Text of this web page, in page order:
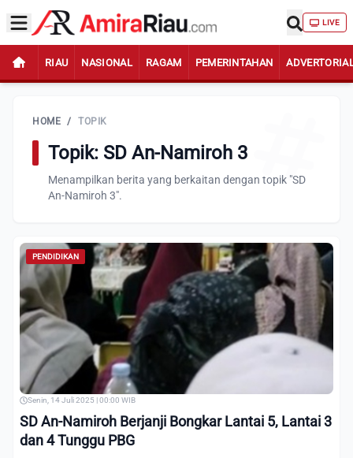
LIVE
RIAU NASIONAL RAGAM PEMERINTAHAN
HOME / TOPIK
Topik: SD An-Namiroh 3
Menampilkan berita yang berkaitan dengan topik "SD
An-Namiroh 3".
PENDIDIKAN
Senin, 14 Juli 2025 | 00:00 WIB
SD An-Namiroh Berjanji Bongkar Lantai 5, Lantai 3
dan 4 Tunggu PBG